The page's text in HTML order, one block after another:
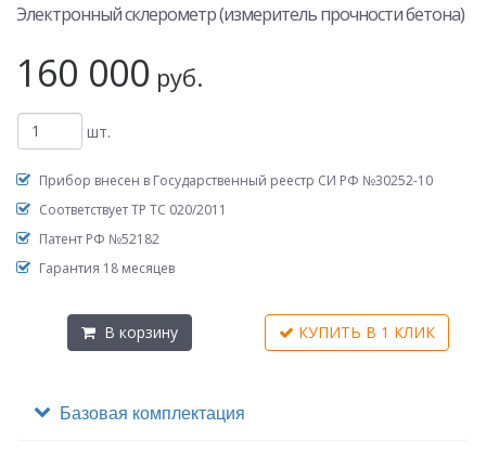
Электронный склерометр (измеритель прочности бетона)
160 000 руб.
шт.
Прибор внесен в Государственный реестр СИ РФ №30252-10
Соответствует ТР ТС 020/2011
Патент РФ №52182
Гарантия 18 месяцев
В корзину КУПИТЬ В 1 КЛИК
Базовая комплектация